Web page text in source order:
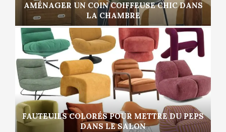
AMÉNAGER UN COIN COIFFEUSE CHIC DANS
LA CHAMBRE
FAUTEUILS COLORÉS POUR METTRE DU PEPS
DANS LE SALON